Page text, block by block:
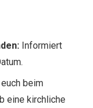
Informiert
beim
eine kirchliche